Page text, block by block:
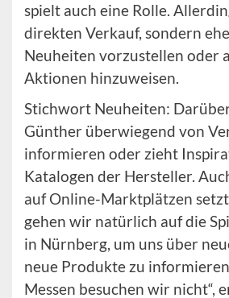
spielt auch eine Rolle.
direkten Verkauf, sondern
Neuheiten vorzustellen oder
Aktionen hinzuweisen.
Stichwort Neuheiten:
Günther überwiegend von
informieren oder zieht
Katalogen der Hersteller.
auf Online-Marktplätzen
gehen wir natürlich auf die
in Nürnberg, um uns über
neue Produkte zu
Messen besuchen wir nicht“,